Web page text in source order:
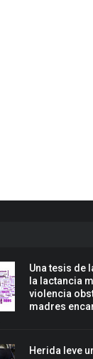
Una tesis de
la lactancia
violencia
madres
Herida leve